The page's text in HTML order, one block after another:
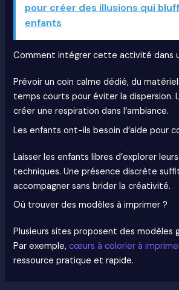
pour créer des illusions qui
enfants
Comment intégrer cette activité dans
Prévoir un coin calme dédié, du
temps courts pour éviter la dispersion.
créer une respiration dans l’ambiance.
Les enfants ont-ils besoin d’aide pour
Laisser les enfants libres d’explorer
techniques. Une présence discrète
accompagner sans brider la créativité.
Où trouver des modèles à imprimer ?
Plusieurs sites proposent des modèles
Par exemple,cœurs à colorier à
ressource pratique et rapide.